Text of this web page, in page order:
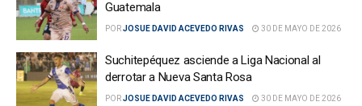
Guatemala
PORJOSUE DAVID ACEVEDO RIVAS 30 DE MAYO DE 2026
Suchitepéquez asciende a Liga Nacional al
derrotar a Nueva Santa Rosa
PORJOSUE DAVID ACEVEDO RIVAS 30 DE MAYO DE 2026